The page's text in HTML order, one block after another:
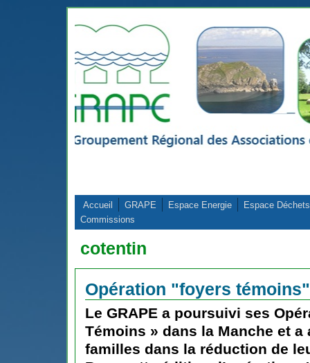
Accueil GRAPE Espace Energie
Espace Déchets
Commissions
cotentin
Opération "foyers
Le GRAPE a poursuivi ses
Témoins » dans la Manche et a
familles dans la réduction de